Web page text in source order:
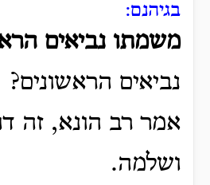
בגיהנם:
משמתו נביאים
נביאים הראשונים?
אמר רב הונא, זה
ושלמה.